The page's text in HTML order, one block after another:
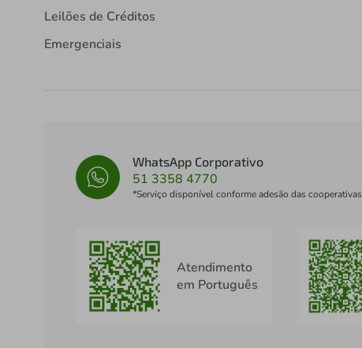
Leilões de Créditos
Emergenciais
WhatsApp Corporativo
51 3358 4770
*Serviço disponível conforme adesão das cooperativas
Atendimento
em Português